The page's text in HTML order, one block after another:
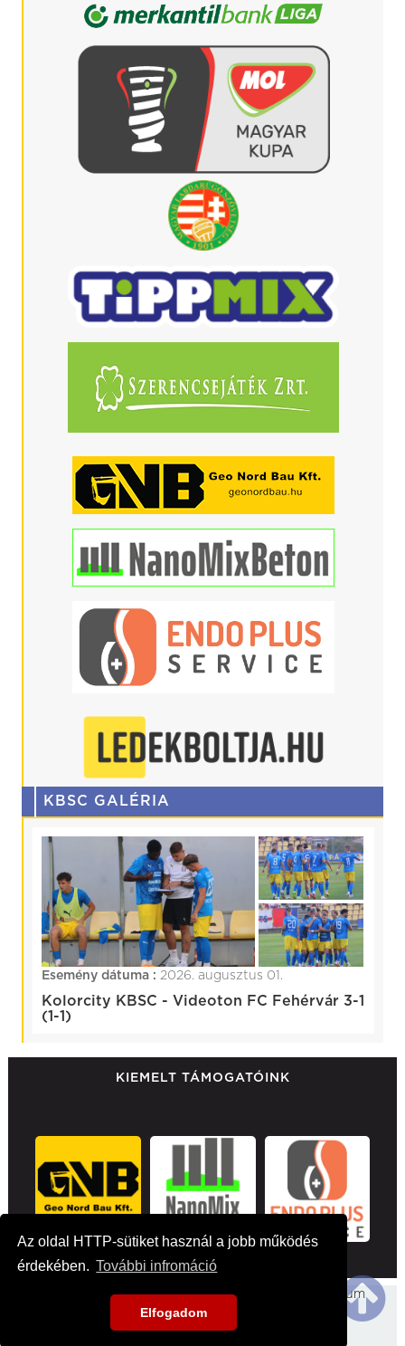
Az oldal HTTP-sütiket használ a jobb működés
érdekében. További infromáció
Elfogadom
KBSC GALÉRIA
Esemény dátuma : 2026. augusztus 01.
Kolorcity KBSC - Videoton FC Fehérvár 3-1
(1-1)
KIEMELT TÁMOGATÓINK
Főoldal Hirek Médiaajánlat
Impresszum
Kapcsolat